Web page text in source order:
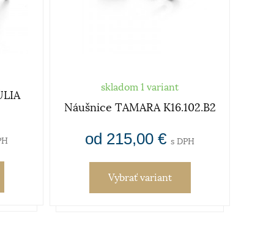
skladom 1 variant
Náušnice TAMARA K16.102.B2
od 215,00 € s DPH
Vybrať variant